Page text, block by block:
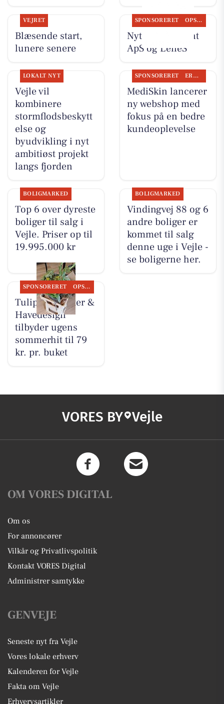
VEJRET
Blæsende start,
lunere senere
SPONSORERET OPSLAGSTAVLEN
Nyt fra Fairpaint
ApS og LeneS
LOKALT NYT
Vejle vil
kombinere
stormflodsbeskytt
else og
byudvikling i nyt
ambitiøst projekt
langs fjorden
SPONSORERET ERHVERV
MediSkin lancerer
ny webshop med
fokus på en bedre
kundeoplevelse
BOLIGMARKED
Top 6 over dyreste
boliger til salg i
Vejle. Priser op til
19.995.000 kr
BOLIGMARKED
Vindingvej 88 og 6
andre boliger er
kommet til salg
denne uge i Vejle -
se boligerne her.
SPONSORERET OPSLAGSTAVLEN
Tulipa Blomster &
Havedesign
tilbyder ugens
sommerhit til 79
kr. pr. buket
VORES BY Vejle
OM VORES DIGITAL
Om os
For annoncører
Vilkår og Privatlivspolitik
Kontakt VORES Digital
Administrer samtykke
GENVEJE
Seneste nyt fra Vejle
Vores lokale erhverv
Kalenderen for Vejle
Fakta om Vejle
Erhvervsartikler